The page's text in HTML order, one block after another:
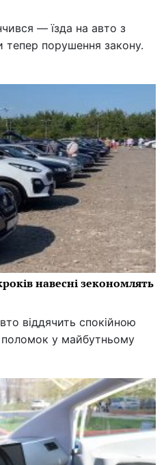
— їзда на авто з
порушення закону.
навесні зекономлять
віддячить спокійною
поломок у майбутньому